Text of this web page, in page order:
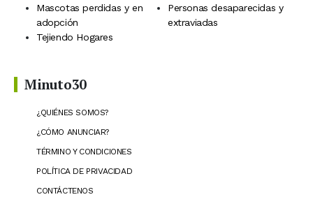
Mascotas perdidas y en
adopción
Personas desaparecidas y
extraviadas
Tejiendo Hogares
Minuto30
¿QUIÉNES SOMOS?
¿CÓMO ANUNCIAR?
TÉRMINO Y CONDICIONES
POLÍTICA DE PRIVACIDAD
CONTÁCTENOS